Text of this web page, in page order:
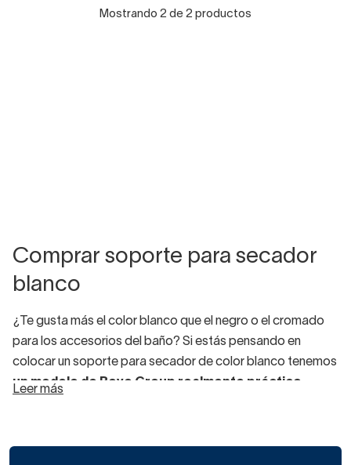
Mostrando 2 de 2 productos
Comprar soporte para secador
blanco
¿Te gusta más el color blanco que el negro o el cromado
para los accesorios del baño? Si estás pensando en
colocar un soporte para secador de color blanco tenemos
un modelo de Royo Group realmente práctico.
Leer más